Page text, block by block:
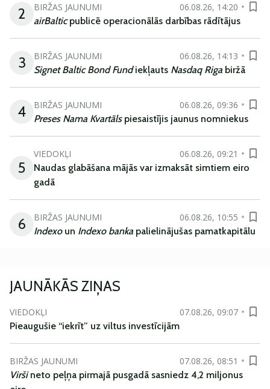
2 BIRŽAS JAUNUMI
06.08.26, 14:20
airBalticpublicē operacionālās darbības rādītājus
3 BIRŽAS JAUNUMI
06.08.26, 14:13
Signet Baltic Bond Fundiekļauts Nasdaq Riga biržā
4 BIRŽAS JAUNUMI
06.08.26, 09:36
Preses Nama Kvartāls piesaistījis jaunus nomniekus
5
VIEDOKĻI
06.08.26, 09:21
Naudas glabāšana mājās var izmaksāt simtiem eiro
gadā
6 BIRŽAS JAUNUMI
06.08.26, 10:55
Indexoun Indexo banka palielinājušas pamatkapitālu
JAUNĀKĀS ZIŅAS
VIEDOKĻI
07.08.26, 09:07
Pieaugušie “iekrīt” uz viltus investīcijām
BIRŽAS JAUNUMI
07.08.26, 08:51
Viršineto peļņa pirmajā pusgadā sasniedz 4,2 miljonus